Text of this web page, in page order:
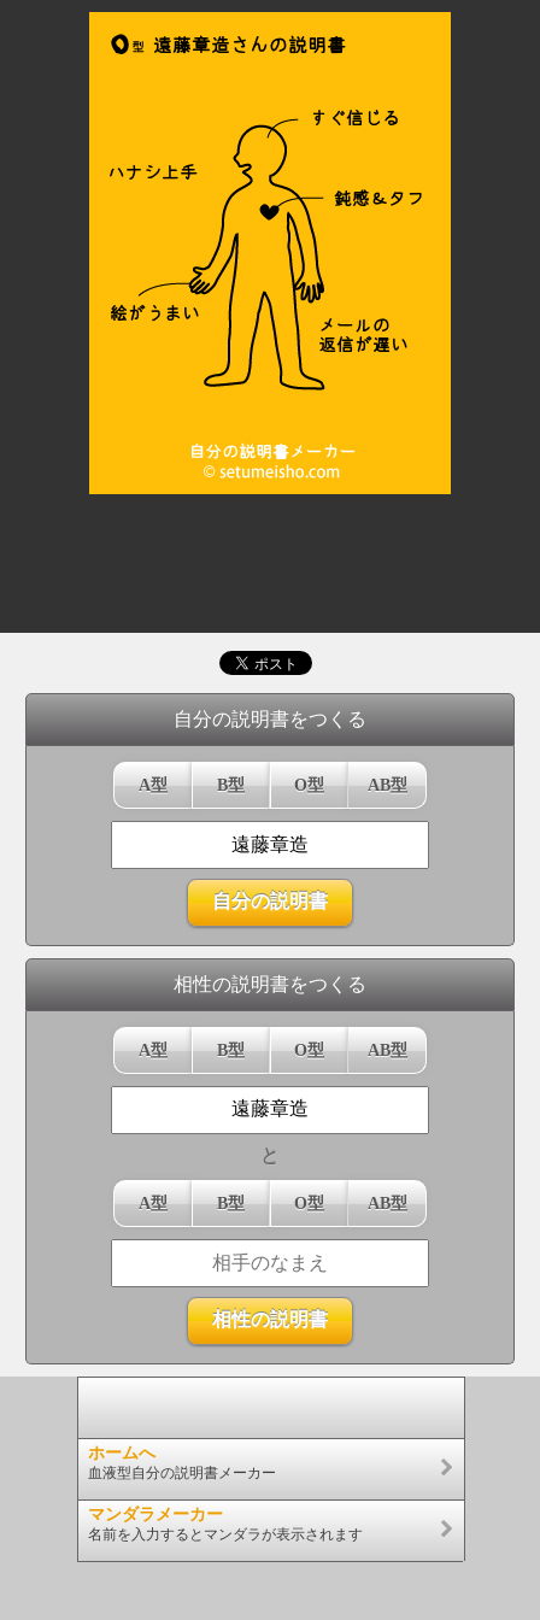
自分の説明書をつくる
A型 B型 O型 AB型
相性の説明書をつくる
A型 B型 O型 AB型
と
A型 B型 O型 AB型
ホームへ
血液型自分の説明書メーカー
マンダラメーカー
名前を入力するとマンダラが表示されます